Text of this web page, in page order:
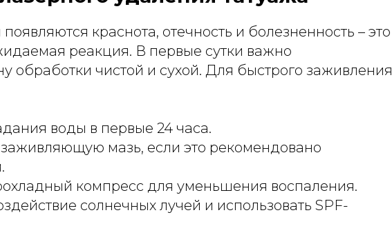
краснота, отечность и болезненность – это
реакция. В первые сутки важно
обработки чистой и сухой. Для быстрого заживления
воды в первые 24 часа.
заживляющую мазь, если это рекомендовано
компресс для уменьшения воспаления.
солнечных лучей и использовать SPF-